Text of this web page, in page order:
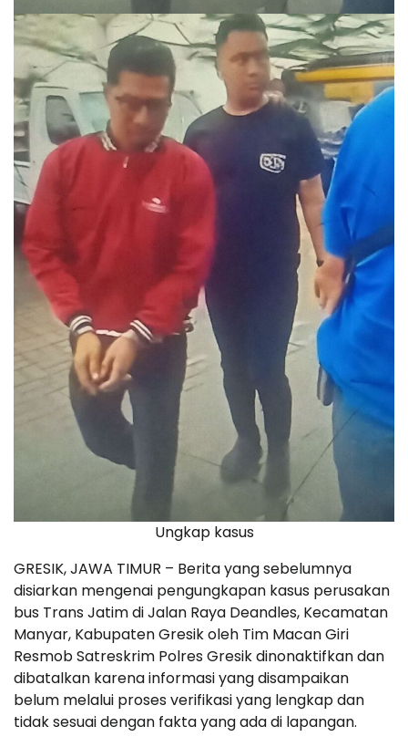
Ungkap kasus
GRESIK, JAWA TIMUR – Berita yang sebelumnya
disiarkan mengenai pengungkapan kasus perusakan
bus Trans Jatim di Jalan Raya Deandles, Kecamatan
Manyar, Kabupaten Gresik oleh Tim Macan Giri
Resmob Satreskrim Polres Gresik dinonaktifkan dan
dibatalkan karena informasi yang disampaikan
belum melalui proses verifikasi yang lengkap dan
tidak sesuai dengan fakta yang ada di lapangan.